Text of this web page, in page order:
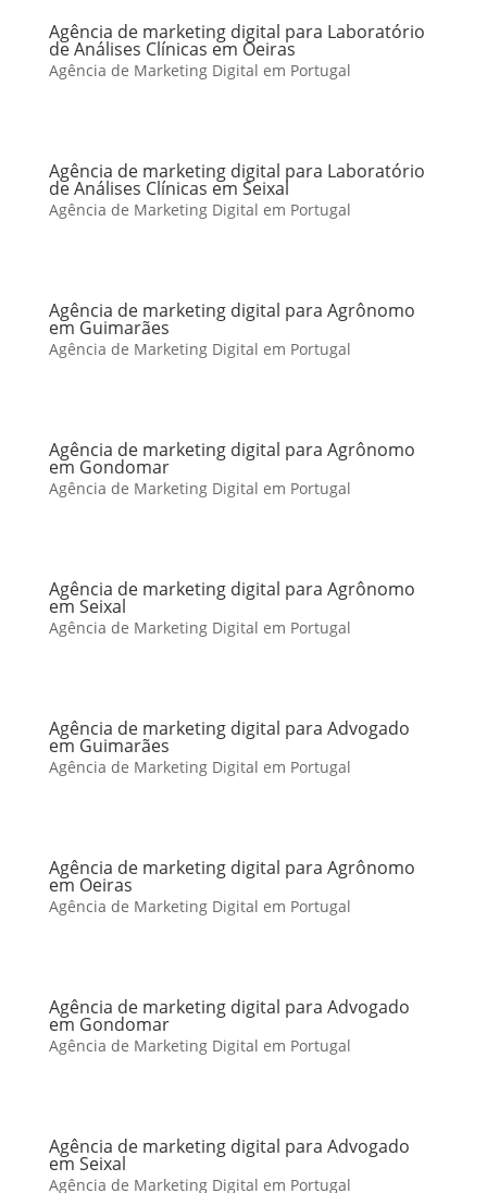
Agência de marketing digital para Laboratório
de Análises Clínicas em Oeiras
Agência de Marketing Digital em Portugal
Agência de marketing digital para Laboratório
de Análises Clínicas em Seixal
Agência de Marketing Digital em Portugal
Agência de marketing digital para Agrônomo
em Guimarães
Agência de Marketing Digital em Portugal
Agência de marketing digital para Agrônomo
em Gondomar
Agência de Marketing Digital em Portugal
Agência de marketing digital para Agrônomo
em Seixal
Agência de Marketing Digital em Portugal
Agência de marketing digital para Advogado
em Guimarães
Agência de Marketing Digital em Portugal
Agência de marketing digital para Agrônomo
em Oeiras
Agência de Marketing Digital em Portugal
Agência de marketing digital para Advogado
em Gondomar
Agência de Marketing Digital em Portugal
Agência de marketing digital para Advogado
em Seixal
Agência de Marketing Digital em Portugal